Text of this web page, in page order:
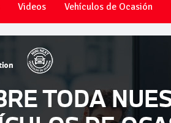
Videos Vehículos de Ocasión